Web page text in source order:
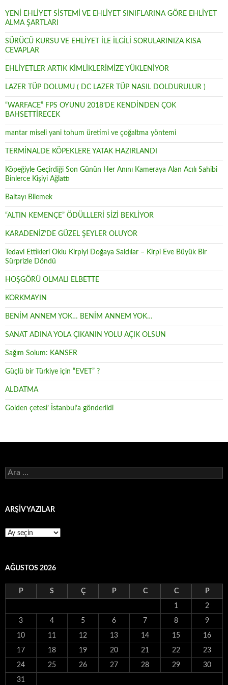
YENİ EHLİYET SİSTEMİ VE EHLİYET SINIFLARINA GÖRE EHLİYET
ALMA ŞARTLARI
SÜRÜCÜ KURSU VE EHLİYET İLE İLGİLİ SORULARINIZA KISA
CEVAPLAR
EHLİYETLER ARTIK KİMLİKLERİMİZE YÜKLENİYOR
LAZER TÜP DOLUMU ( DC LAZER TÜP NASIL DOLDURULUR )
“WARFACE” FPS OYUNU 2018’DE KENDİNDEN ÇOK
BAHSETTİRECEK
mantar miseli yani tohum üretimi ve çoğaltma yöntemi
TERMİNALDE KÖPEKLERE YATAK HAZIRLANDI
Köpeğiyle Geçirdiği Son Günün Her Anını Kameraya Alan Acılı Sahibi
Binlerce Kişiyi Ağlattı
Baltayı Bilemek
“ALTIN KEMENÇE” ÖDÜLLLERİ SİZİ BEKLİYOR
KARADENİZ’DE GÜZEL ŞEYLER OLUYOR
Tedavi Ettikleri Oklu Kirpiyi Doğaya Saldılar – Kirpi Eve Büyük Bir
Sürprizle Döndü
HOŞGÖRÜ OLMALI ELBETTE
KORKMAYIN
BENİM ANNEM YOK… BENİM ANNEM YOK…
SANAT ADINA YOLA ÇIKANIN YOLU AÇIK OLSUN
Sağım Solum: KANSER
Güçlü bir Türkiye için “EVET” ?
ALDATMA
Golden çetesi’ İstanbul’a gönderildi
Arama:
ARŞİV YAZILAR
ARŞİV
AĞUSTOS 2026
P S Ç P C C P
1 2
3 4 5 6 7 8 9
10 11 12 13 14 15 16
17 18 19 20 21 22 23
24 25 26 27 28 29 30
31